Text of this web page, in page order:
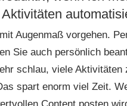
Augenmaß vorgehen.
Sie auch persönlich
schlau, viele Aktivitäten
spart enorm viel Zeit.